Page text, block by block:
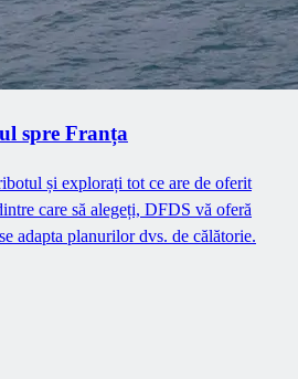
spre Franța
și explorați tot ce are de oferit
care să alegeți, DFDS vă oferă
adapta planurilor dvs. de călătorie.